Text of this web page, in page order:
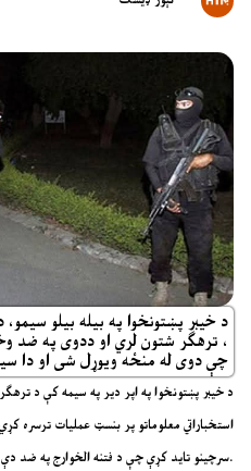
د خیبر پښتونخوا په بیله بیلو
، ترهګر شتون لري او ددوی په
چې دوی له منځه ویوړل شی او دا
د خیبر پښتونخوا په اپر دیر په سیمه کې د
استخباراتي معلوماتو پر بنسټ عملیات ترسره
سرچینو تاید کړې چې د فتنه الخوارج په ضد دې کاروایی په ترڅ کې دوه ترهګر وژل شوي دي.